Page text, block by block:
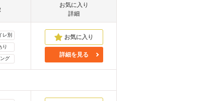
お気に入り
詳細
レ別
り
グ
詳細を見る